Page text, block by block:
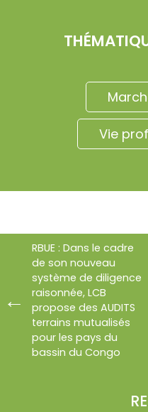
Vie
RBUE : Dans le cadre
de son nouveau
système de diligence
raisonnée, LCB
propose des AUDITS
terrains mutualisés
pour les pays du
bassin du Congo